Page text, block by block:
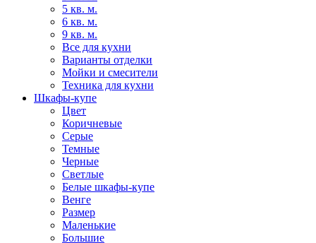
5 кв. м.
6 кв. м.
9 кв. м.
Все для кухни
Варианты отделки
Мойки и смесители
Техника для кухни
Шкафы-купе
Цвет
Коричневые
Серые
Темные
Черные
Светлые
Белые шкафы-купе
Венге
Размер
Маленькие
Большие